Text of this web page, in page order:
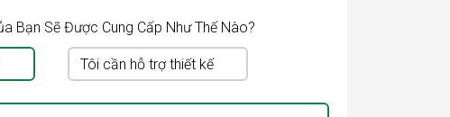
Bạn Sẽ Được Cung Cấp Như Thế Nào?
Tôi cần hỗ trợ thiết kế